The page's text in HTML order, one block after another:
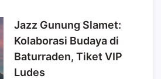
Jazz Gunung Slamet:
Kolaborasi Budaya di
Baturraden, Tiket VIP
Ludes